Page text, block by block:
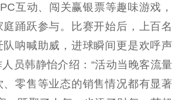
互动、闯关赢银票等趣味游戏，
踊跃参与。比赛开始后，上百名
队呐喊助威，进球瞬间更是欢呼声
员韩静怡介绍：“活动当晚客流量
、零售等业态的销售情况都有显著